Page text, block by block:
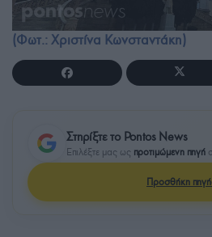
(Φωτ.: Χριστίνα Κωνσταντάκη)
Στηρίξτε το Pontos News
Επιλέξτε μας ως προτιμώμενη πηγή
Προσθήκη